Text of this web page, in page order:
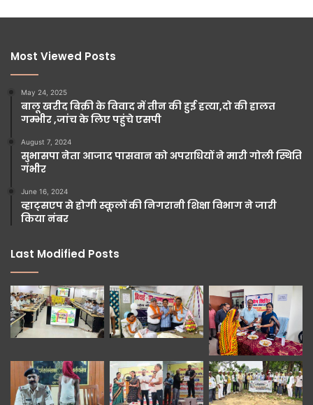
Most Viewed Posts
May 24, 2025
बालू खरीद बिक्री के विवाद में तीन की हुई हत्या,दो की हालत
गम्भीर ,जांच के लिए पहुंचे एसपी
August 7, 2024
सुभासपा नेता आजाद पासवान को अपराधियों ने मारी गोली स्थिति
गंभीर
June 16, 2024
व्हाट्सएप से होगी स्कूलों की निगरानी शिक्षा विभाग ने जारी
किया नंबर
Last Modified Posts